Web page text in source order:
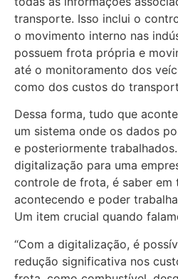
transporte. Isso inclui o
o movimento interno nas
possuem frota própria e
até o monitoramento dos
como dos custos do
Dessa forma, tudo que
um sistema onde os dados
e posteriormente
digitalização para uma
controle de frota, é saber em
acontecendo e poder
Um item crucial quando
“Com a digitalização, é
redução significativa nos